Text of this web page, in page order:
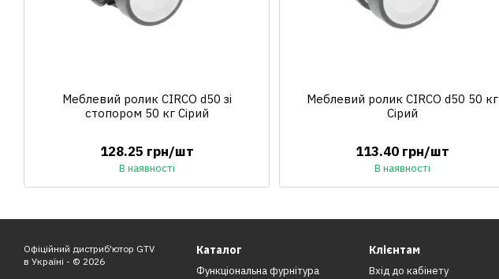
Меблевий ролик CIRCO d50 зі
стопором 50 кг Сірий
128.25 грн/шт
В наявності
Меблевий ролик CIRCO d50 50 кг
Сірий
113.40 грн/шт
В наявності
Офіційний дистриб'ютор GTV
в Україні - © 2026
Каталог
Функціональна фурнітура
Клієнтам
Вхід до кабінету